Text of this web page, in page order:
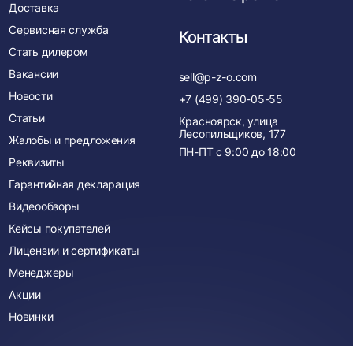
Доставка
Сервисная служба
Стать дилером
Вакансии
Новости
Статьи
Жалобы и предложения
Реквизиты
Гарантийная декларация
Видеообзоры
Кейсы покупателей
Лицензии и сертификаты
Менеджеры
Акции
Новинки
Контакты
sell@p-z-o.com
+7 (499) 390-05-55
Красноярск, улица
Лесопильщиков, 177
ПН-ПТ с 9:00 до 18:00